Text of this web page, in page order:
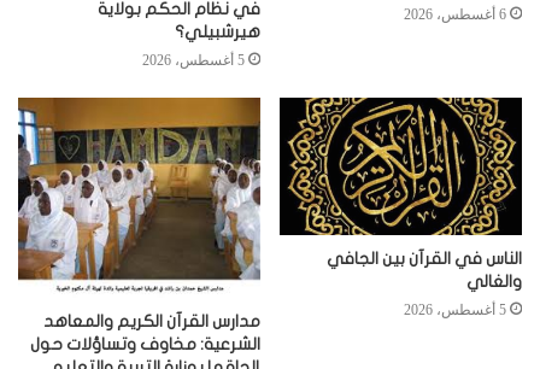
6 أغسطس، 2026
في نظام الحكم بولاية
هيرشبيلي؟
5 أغسطس، 2026
الناس في القرآن بين الجافي
والغالي
5 أغسطس، 2026
مدارس القرآن الكريم والمعاهد
الشرعية: مخاوف وتساؤلات حول